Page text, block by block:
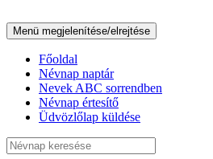
Menü megjelenítése/elrejtése
Főoldal
Névnap naptár
Nevek ABC sorrendben
Névnap értesítő
Üdvözlőlap küldése